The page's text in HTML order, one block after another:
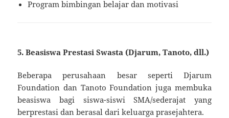
Program bimbingan belajar dan motivasi
5. Beasiswa Prestasi Swasta (Djarum, Tanoto, dll.)
Beberapa perusahaan besar seperti Djarum
Foundation dan Tanoto Foundation juga membuka
beasiswa bagi siswa-siswi SMA/sederajat yang
berprestasi dan berasal dari keluarga prasejahtera.